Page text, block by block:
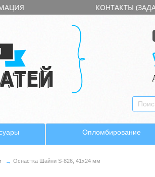
КОНТАКТЫ
Опломбирование
Оснастка Шайни S-826, 41х24 мм